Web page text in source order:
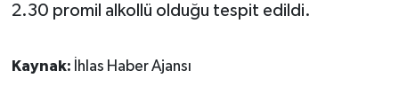
2.30 promil alkollü olduğu tespit edildi.
Kaynak: İhlas Haber Ajansı